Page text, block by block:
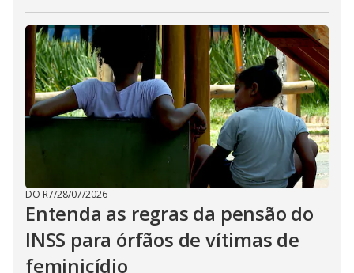
DO R7/28/07/2026
Entenda as regras da pensão do
INSS para órfãos de vítimas de
feminicídio